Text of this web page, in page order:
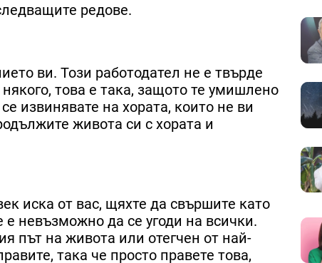
редове.
ви. Този работодател не е твърде
това е така, защото те умишлено
извинявате на хората, които не ви
живота си с хората и
иска от вас, щяхте да свършите като
невъзможно да се угоди на всички.
път на живота или отегчен от най-
така че просто правете това,